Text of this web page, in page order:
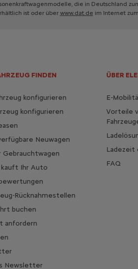
die in Deutschland
ist oder über www.dat.de im Internet zum
FINDEN
konfigurieren
konfigurieren
Neuwagen
Gebrauchtwagen
Ihr Auto
Rücknahmestellen
buchen
anfordern
Newsletter
ÜBER
E-
Vorteile
Ladezeit
FAQ